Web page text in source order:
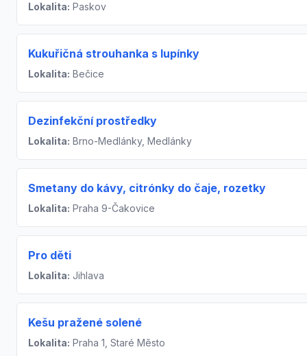
Lokalita: Paskov
Kukuřičná strouhanka s lupínky
Lokalita: Bečice
Dezinfekční prostředky
Lokalita: Brno-Medlánky, Medlánky
Smetany do kávy, citrónky do čaje, rozetky
Lokalita: Praha 9-Čakovice
Pro děti
Lokalita: Jihlava
Kešu pražené solené
Lokalita: Praha 1, Staré Město